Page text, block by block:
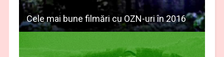
Cele mai bune filmări cu OZN-uri în 2016